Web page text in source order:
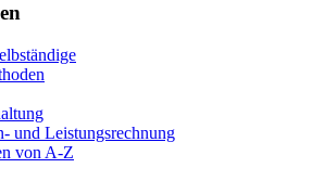
und Leistungsrechnung
von A-Z